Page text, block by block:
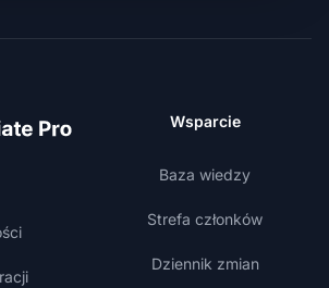
Wsparcie
Baza wiedzy
Strefa członków
Dziennik zmian